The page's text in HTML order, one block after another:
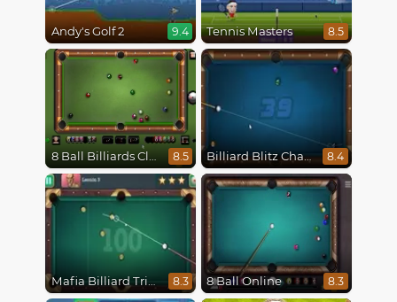
Andy's Golf 2 9.4 Tennis Masters 8.5
8 Ball Billiards Classic 8.5 Billiard Blitz Challenge 8.4
Mafia Billiard Tricks 8.3 8 Ball Online 8.3